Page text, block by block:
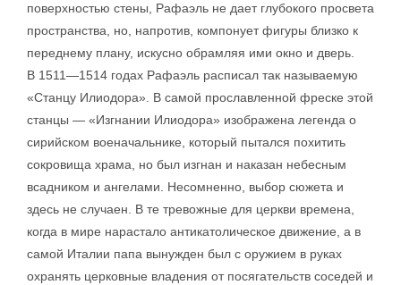
поверхностью стены, Рафаэль не дает глубокого просвета
пространства, но, напротив, компонует фигуры близко к
переднему плану, искусно обрамляя ими окно и дверь.
В 1511—1514 годах Рафаэль расписал так называемую
«Станцу Илиодора». В самой прославленной фреске этой
станцы — «Изгнании Илиодора» изображена легенда о
сирийском военачальнике, который пытался похитить
сокровища храма, но был изгнан и наказан небесным
всадником и ангелами. Несомненно, выбор сюжета и
здесь не случаен. В те тревожные для церкви времена,
когда в мире нарастало антикатолическое движение, а в
самой Италии папа вынужден был с оружием в руках
охранять церковные владения от посягательств соседей и